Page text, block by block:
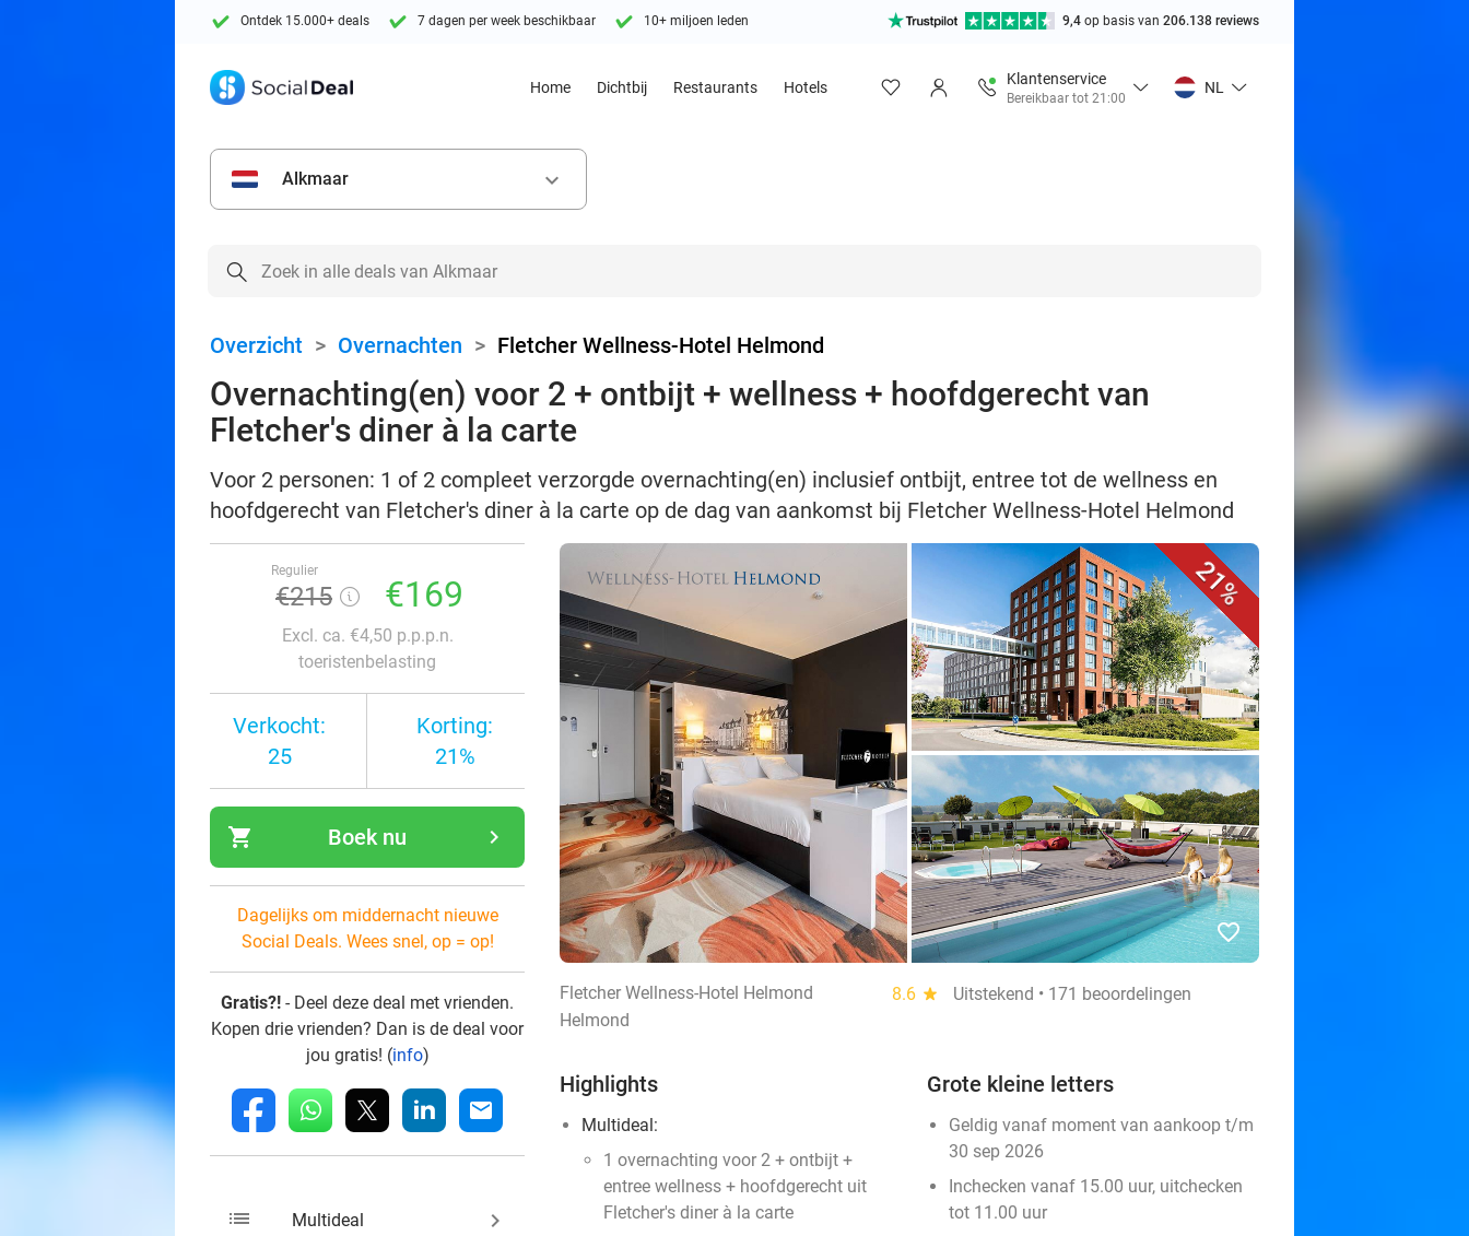
Ontdek 15.000+ deals 7 dagen per week beschikbaar 10+ miljoen leden 9,4 op basis van 206.138 reviews
Home Dichtbij Restaurants Hotels
Klantenservice
Bereikbaar tot 21:00
NL
Alkmaar keyboard_arrow_down
Overzicht > Overnachten > Fletcher Wellness-Hotel Helmond
Overnachting(en) voor 2 + ontbijt + wellness + hoofdgerecht van
Fletcher's diner à la carte
Voor 2 personen: 1 of 2 compleet verzorgde overnachting(en) inclusief ontbijt, entree tot de wellness en
hoofdgerecht van Fletcher's diner à la carte op de dag van aankomst bij Fletcher Wellness-Hotel Helmond
Regulier
€215 €169
Excl. ca. €4,50 p.p.p.n.
toeristenbelasting
Verkocht:
25
Korting:
21%
shopping_cart navigate_next
Boek nu
Dagelijks om middernacht nieuwe
Social Deals. Wees snel, op = op!
Gratis?! - Deel deze deal met vrienden.
Kopen drie vrienden? Dan is de deal voor
jou gratis! (info)
fb whatsapp linkedin mail
list Multideal keyboard_arrow_right
21%
favorite_border
Fletcher Wellness-Hotel Helmond 8.6 star
Uitstekend • 171 beoordelingen
Helmond
Highlights
Multideal:
1 overnachting voor 2 + ontbijt +
entree wellness + hoofdgerecht uit
Fletcher's diner à la carte
Grote kleine letters
Geldig vanaf moment van aankoop t/m
30 sep 2026
Inchecken vanaf 15.00 uur, uitchecken
tot 11.00 uur